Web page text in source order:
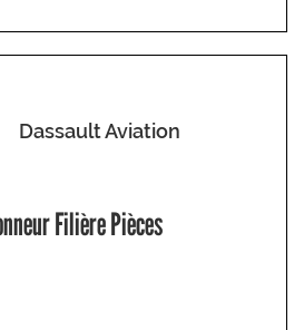
Dassault Aviation
Filière Pièces